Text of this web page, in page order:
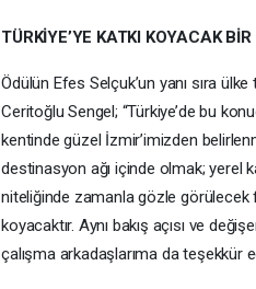
TÜRKİYE’YE KATKI KOYACAK
Ödülün Efes Selçuk’un yanı sıra
Ceritoğlu Sengel; “Türkiye’de bu
kentinde güzel İzmir’imizden
destinasyon ağı içinde olmak; yerel
niteliğinde zamanla gözle görülecek
koyacaktır. Aynı bakış açısı ve
çalışma arkadaşlarıma da teşekkür